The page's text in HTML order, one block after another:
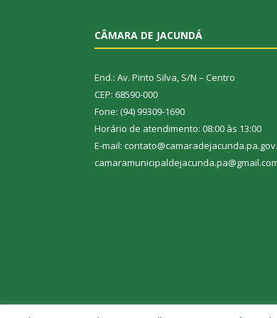
CÂMARA DE JACUNDÁ
End.: Av. Pinto Silva, S/N – Centro
CEP: 68590-000
Fone: (94) 99309-1690
Horário de atendimento: 08:00 às 13:00
E-mail: